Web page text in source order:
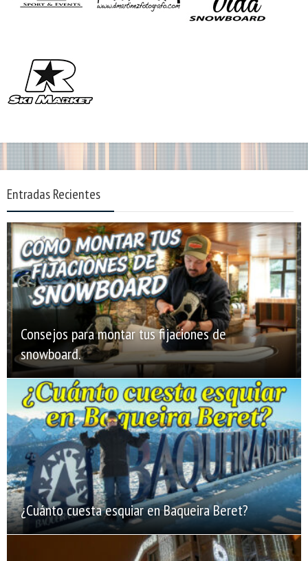
Entradas Recientes
Consejos para montar tus fijaciones de
snowboard.
¿Cuánto cuesta esquiar en Baqueira Beret?